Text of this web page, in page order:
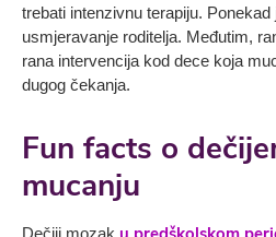
trebati intenzivnu terapiju.
usmjeravanje roditelja. Međutim,
rana intervencija kod dece koja
dugog čekanja.
Fun facts o
mucanju